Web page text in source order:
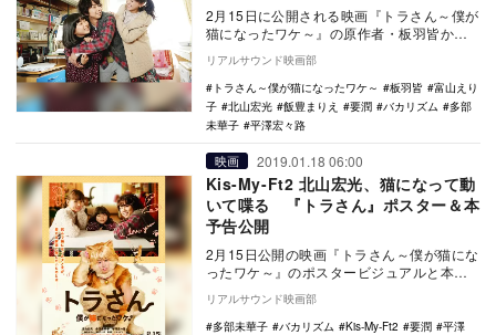
2月15日に公開される映画『トラさん～僕が
猫になったワケ～』の原作者・板羽皆から
コメントが到着した。 本作は、ある日突
然死ん…
リアルサウンド映画部
トラさん～僕が猫になったワケ～
板羽皆
富山えり
子
北山宏光 飯豊まりえ 要潤 バカリズム
多部
未華子
平澤宏々路
映画 2019.01.18 06:00
Kis-My-Ft2 北山宏光、猫になって動
いて喋る 『トラさん』ポスター＆本
予告公開
2月15日公開の映画『トラさん～僕が猫にな
ったワケ～』のポスタービジュアルと本予
告編が公開された。 本作は、ある日突然
死…
リアルサウンド映画部
多部未華子
バカリズム Kis-My-Ft2 要潤
平澤